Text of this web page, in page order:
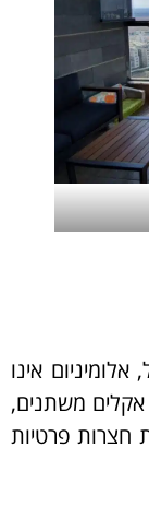
אינו
אקלים משתנים,
חצרות פרטיות